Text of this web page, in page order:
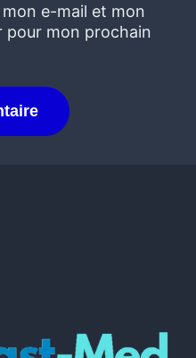
e-mail et mon
pour mon prochain